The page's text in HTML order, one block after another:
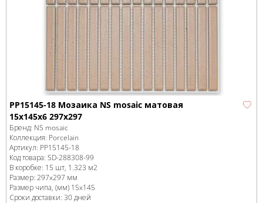
PP15145-18 Мозаика NS mosaic матовая
15x145x6 297x297
Бренд: NS mosaic
Коллекция: Porcelain
Артикул: PP15145-18
Код товара: SD-288308-99
В коробке: 15 шт, 1.323 м2
Размер: 297x297 мм
Размер чипа, (мм) 15x145
Сроки доставки: 30 дней